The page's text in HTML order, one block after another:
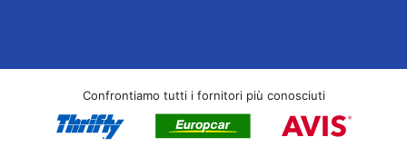
Confrontiamo tutti i fornitori più conosciuti